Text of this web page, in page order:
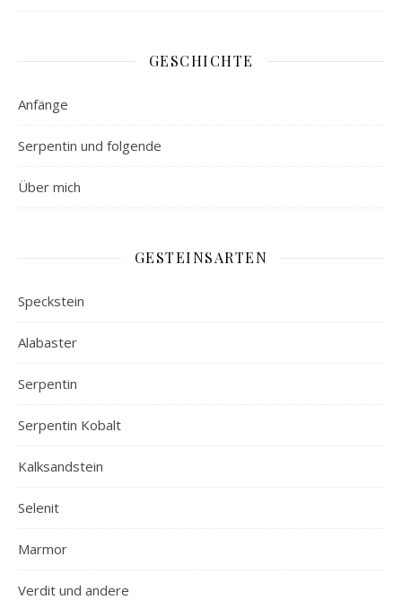
GESCHICHTE
Anfänge
Serpentin und folgende
Über mich
GESTEINSARTEN
Speckstein
Alabaster
Serpentin
Serpentin Kobalt
Kalksandstein
Selenit
Marmor
Verdit und andere